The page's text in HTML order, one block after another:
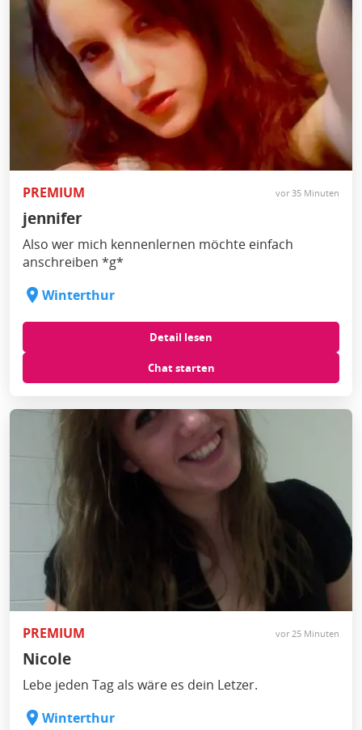
PREMIUM vor 35 Minuten
jennifer
Also wer mich kennenlernen möchte einfach
anschreiben *g*
Winterthur
Detail lesen
Chat starten
PREMIUM vor 25 Minuten
Nicole
Lebe jeden Tag als wäre es dein Letzer.
Winterthur